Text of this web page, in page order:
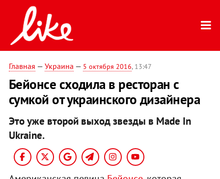
Главная — Украина — 5 октября 2016, 13:47
Бейонсе сходила в ресторан с
сумкой от украинского дизайнера
Это уже второй выход звезды в Made In
Ukraine.